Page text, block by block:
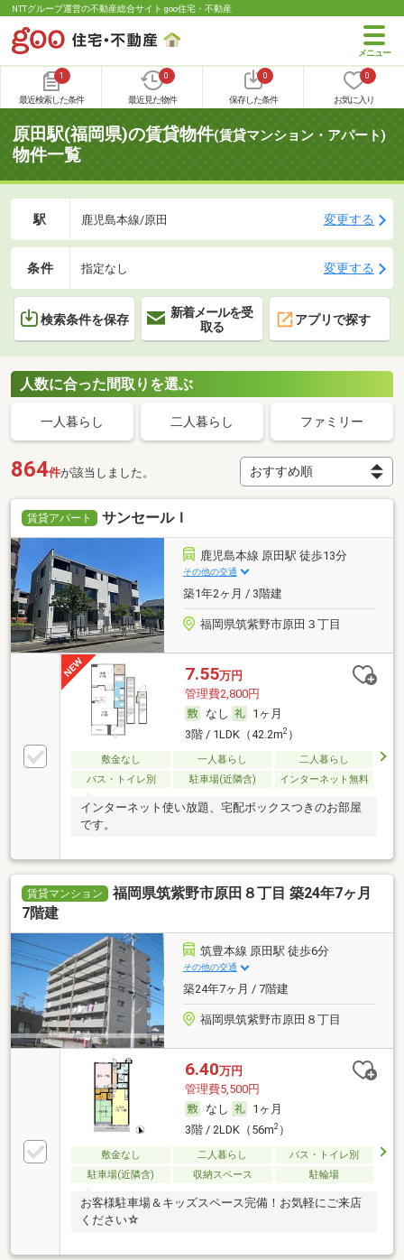
NTTグループ運営の不動産総合サイト goo住宅・不動産
1
最近検索した条件
0
最近見た物件
0
保存した条件
0
お気に入り
原田駅(福岡県)の賃貸物件(賃貸マンション・アパート)
物件一覧
駅 鹿児島本線/原田 変更する
条件 指定なし 変更する
検索条件を保存
新着メールを受
取る
アプリで探す
人数に合った間取りを選ぶ
一人暮らし 二人暮らし ファミリー
864件が該当しました。
賃貸アパート サンセールＩ
鹿児島本線 原田駅 徒歩13分
その他の交通
築1年2ヶ月 / 3階建
福岡県筑紫野市原田３丁目
7.55万円
管理費2,800円
なし
1ヶ月
3階 / 1LDK（42.2m2）
敷金なし 一人暮らし
二人暮らし
バス・トイレ別
駐車場(近隣含) インターネット無料
インターネット使い放題、宅配ボックスつきのお部屋
です。
賃貸マンション
福岡県筑紫野市原田８丁目 築24年7ヶ月
7階建
筑豊本線 原田駅 徒歩6分
その他の交通
築24年7ヶ月 / 7階建
福岡県筑紫野市原田８丁目
6.40万円
管理費5,500円
なし
1ヶ月
3階 / 2LDK（56m2）
敷金なし 二人暮らし
バス・トイレ別
駐車場(近隣含)
収納スペース 駐輪場
お客様駐車場＆キッズスペース完備！お気軽にご来店
ください☆